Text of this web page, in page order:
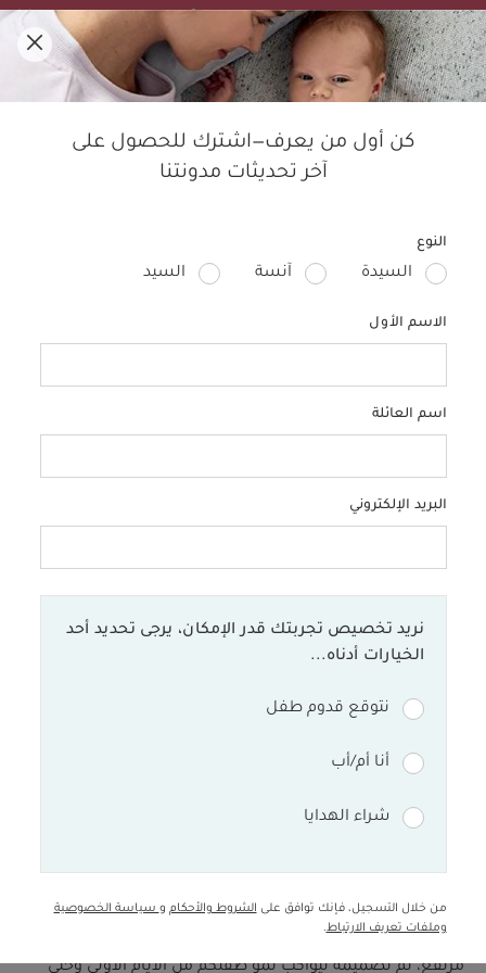
تنزيلات الصيف! تسوقي الأفضل مبيعًا بخصم لغاية 50%.
الحمل
منتجات الأطفال
اكتشفوا إينو: نظام المقاعد المتكامل لطفلكم
الطفل وسهولة الاستخدام.
وتتطلب الكثير من الاستعداد، وبما أننا في ماماز اند باباز نفهم
اليومية أسهل من أي وقت مضى.
مرتفع، تم تصميمه ليواكب نمو طفلكم من الأيام الأولى وحتى
كن أول من يعرف—اشترك للحصول على
آخر تحديثات مدونتنا
النوع
السيدة آنسة السيد
الاسم الأول
اسم العائلة
البريد الإلكتروني
نريد تخصيص تجربتك قدر الإمكان، يرجى تحديد أحد
الخيارات أدناه...
نتوقع قدوم طفل
أنا أم/أب
شراء الهدايا
من خلال التسجيل، فإنك توافق علىالشروط والأحكام وسياسة الخصوصية
وملفات تعريف الارتباط.